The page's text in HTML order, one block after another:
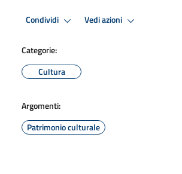
Condividi Vedi azioni
Categorie:
Cultura
Argomenti:
Patrimonio culturale